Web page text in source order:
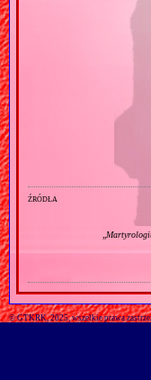
źródła
© GTKRK, 2025, wszelkie prawa